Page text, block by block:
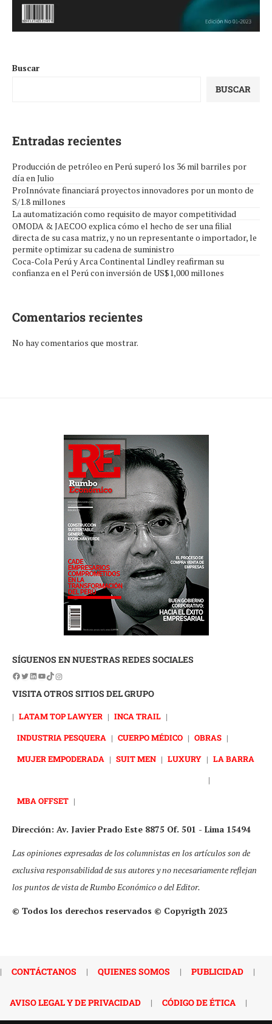
Buscar
BUSCAR
Entradas recientes
Producción de petróleo en Perú superó los 36 mil barriles por
día en Julio
ProInnóvate financiará proyectos innovadores por un monto de
S/1.8 millones
La automatización como requisito de mayor competitividad
OMODA & JAECOO explica cómo el hecho de ser una filial
directa de su casa matriz, y no un representante o importador, le
permite optimizar su cadena de suministro
Coca-Cola Perú y Arca Continental Lindley reafirman su
confianza en el Perú con inversión de US$1,000 millones
Comentarios recientes
No hay comentarios que mostrar.
SÍGUENOS EN NUESTRAS REDES SOCIALES
VISITA OTROS SITIOS DEL GRUPO
| LATAM TOP LAWYER | INCA TRAIL |
INDUSTRIA PESQUERA | CUERPO MÉDICO | OBRAS |
MUJER EMPODERADA | SUIT MEN | LUXURY | LA BARRA
|
MBA OFFSET |
Dirección: Av. Javier Prado Este 8875 Of. 501 - Lima 15494
Las opiniones expresadas de los columnistas en los artículos son de
exclusiva responsabilidad de sus autores y no necesariamente reflejan
los puntos de vista de Rumbo Económico o del Editor.
© Todos los derechos reservados © Copyrigth 2023
| CONTÁCTANOS | QUIENES SOMOS | PUBLICIDAD |
AVISO LEGAL Y DE PRIVACIDAD | CÓDIGO DE ÉTICA |